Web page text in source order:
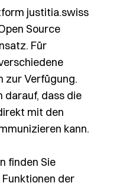
justitia.swiss
Source
Für
zur Verfügung.
darauf, dass die
mit den
kann.
finden Sie
der